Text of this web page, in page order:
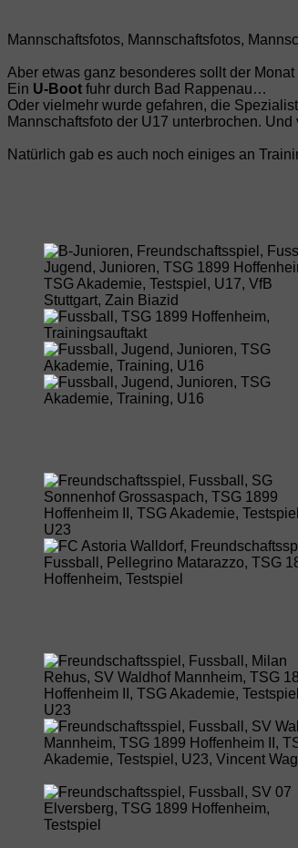
Mannschaftsfotos, Mannschaftsfotos,
Aber etwas ganz besonderes sollt der
Ein U-Boot fuhr durch Bad Rappenau…
Oder vielmehr wurde gefahren, die
Mannschaftsfoto der U17 unterbrochen.
Natürlich gab es auch noch einiges an